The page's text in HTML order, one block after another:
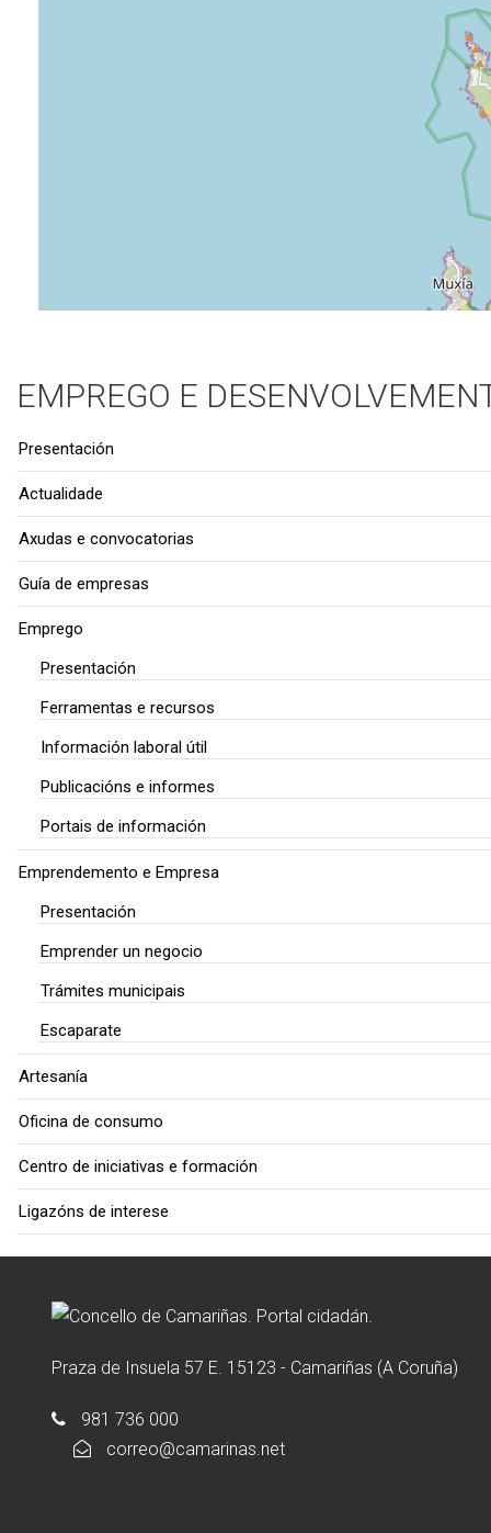
EMPREGO E
Presentación
Actualidade
Axudas e convocatorias
Guía de empresas
Emprego
Presentación
Ferramentas e recursos
Información laboral útil
Publicacións e informes
Portais de información
Emprendemento e Empresa
Presentación
Emprender un negocio
Trámites municipais
Escaparate
Artesanía
Oficina de consumo
Centro de iniciativas e formación
Ligazóns de interese
Praza de Insuela 57 E. 15123 - Camariñas (A Coruña)
981 736 000
correo@camarinas.net